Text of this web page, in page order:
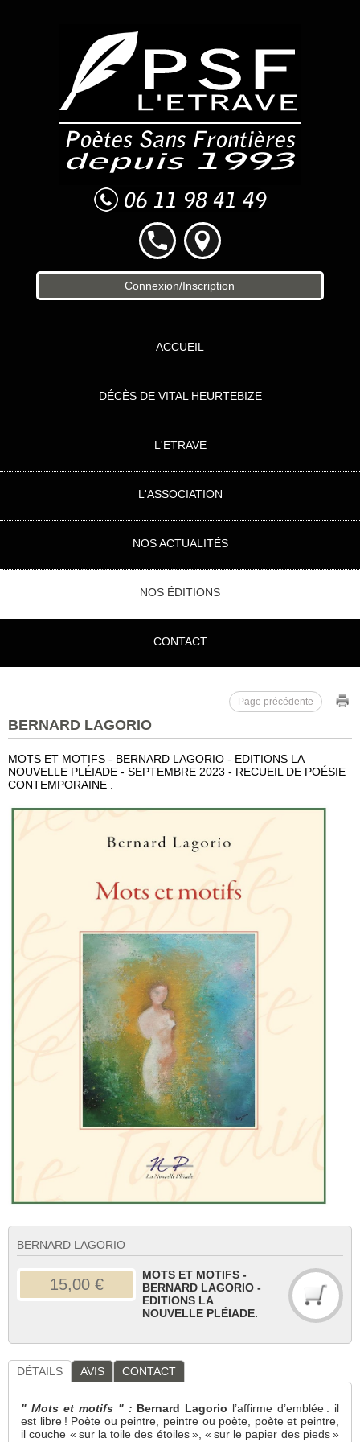
Connexion/Inscription
ACCUEIL
DÉCÈS DE VITAL HEURTEBIZE
L'ETRAVE
L'ASSOCIATION
NOS ACTUALITÉS
NOS ÉDITIONS
CONTACT
Page précédente
BERNARD LAGORIO
MOTS ET MOTIFS - BERNARD LAGORIO - EDITIONS LA
NOUVELLE PLÉIADE - SEPTEMBRE 2023 - RECUEIL DE POÉSIE
CONTEMPORAINE .
BERNARD LAGORIO
15,00 €
MOTS ET MOTIFS -
BERNARD LAGORIO -
EDITIONS LA
NOUVELLE PLÉIADE.
DÉTAILS AVIS CONTACT
" Mots et motifs " : Bernard Lagorio l’affirme d’emblée : il
est libre ! Poète ou peintre, peintre ou poète, poète et peintre,
il couche « sur la toile des étoiles », « sur le papier des pieds »